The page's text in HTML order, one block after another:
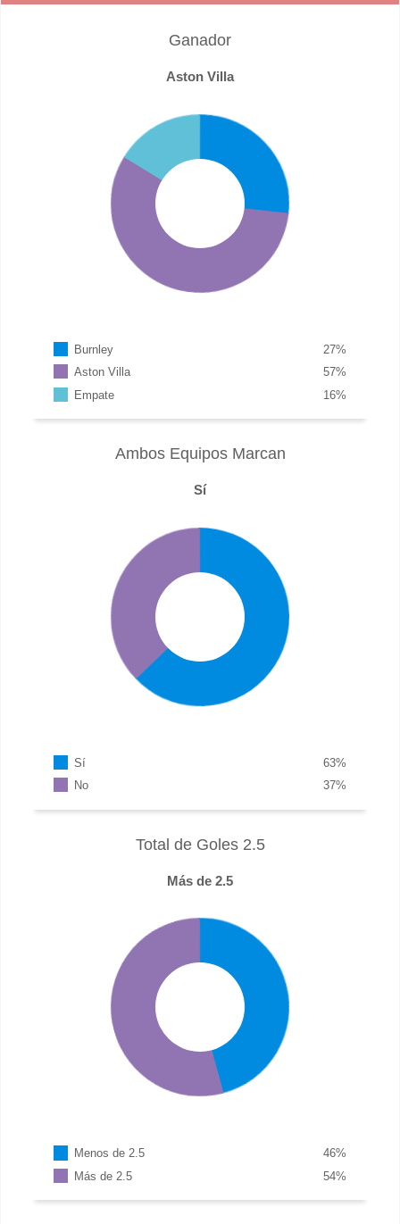
Ganador
Aston Villa
Burnley %
27
Aston Villa
%
57
Empate
%
16
Ambos Equipos Marcan
Sí
Sí %
63
No
%
37
Total de Goles 2.5
Más de 2.5
Menos de 2.5 %
46
Más de 2.5
%
54